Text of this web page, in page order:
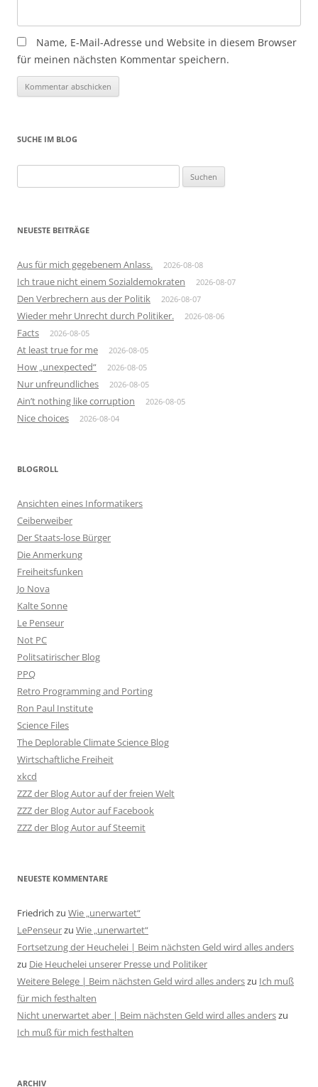
Name, E-Mail-Adresse und Website in diesem Browser
für meinen nächsten Kommentar speichern.
SUCHE IM BLOG
nach:
NEUESTE BEITRÄGE
Aus für mich gegebenem Anlass. 2026-08-08
Ich traue nicht einem Sozialdemokraten 2026-08-07
Den Verbrechern aus der Politik 2026-08-07
Wieder mehr Unrecht durch Politiker. 2026-08-06
Facts 2026-08-05
At least true for me 2026-08-05
How „unexpected“ 2026-08-05
Nur unfreundliches 2026-08-05
Ain’t nothing like corruption 2026-08-05
Nice choices 2026-08-04
BLOGROLL
Ansichten eines Informatikers
Ceiberweiber
Der Staats-lose Bürger
Die Anmerkung
Freiheitsfunken
Jo Nova
Kalte Sonne
Le Penseur
Not PC
Politsatirischer Blog
PPQ
Retro Programming and Porting
Ron Paul Institute
Science Files
The Deplorable Climate Science Blog
Wirtschaftliche Freiheit
xkcd
ZZZ der Blog Autor auf der freien Welt
ZZZ der Blog Autor auf Facebook
ZZZ der Blog Autor auf Steemit
NEUESTE KOMMENTARE
Friedrich zu Wie „unerwartet“
LePenseurzu Wie „unerwartet“
Fortsetzung der Heuchelei | Beim nächsten Geld wird alles anders
zu Die Heuchelei unserer Presse und Politiker
Weitere Belege | Beim nächsten Geld wird alles anderszu Ich muß
für mich festhalten
Nicht unerwartet aber | Beim nächsten Geld wird alles anderszu
Ich muß für mich festhalten
ARCHIV